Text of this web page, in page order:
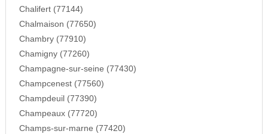
Chalifert (77144)
Chalmaison (77650)
Chambry (77910)
Chamigny (77260)
Champagne-sur-seine (77430)
Champcenest (77560)
Champdeuil (77390)
Champeaux (77720)
Champs-sur-marne (77420)